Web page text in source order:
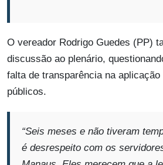
O vereador Rodrigo Guedes (PP)
discussão ao plenário,
falta de transparência na
públicos.
“Seis meses e não tiveram
é desrespeito com os